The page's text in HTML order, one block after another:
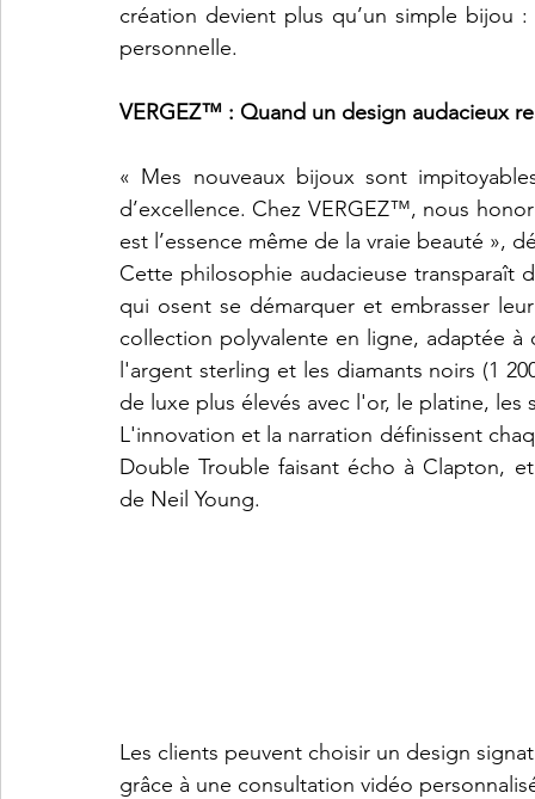
création devient plus qu’un simple bijou
personnelle.
VERGEZ™ : Quand un design audacieux
« Mes nouveaux bijoux sont
d’excellence. Chez VERGEZ™, nous
est l’essence même de la vraie beauté »,
Cette philosophie audacieuse transparaît
qui osent se démarquer et embrasser
collection polyvalente en ligne, adaptée
l'argent sterling et les diamants noirs (1
de luxe plus élevés avec l'or, le platine, les
L'innovation et la narration définissent
Double Trouble faisant écho à Clapton,
de Neil Young.
Les clients peuvent choisir un design
grâce à une consultation vidéo